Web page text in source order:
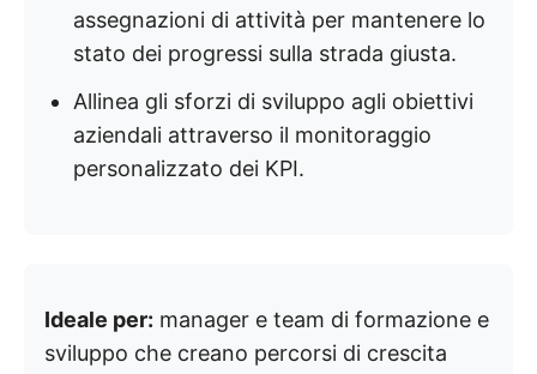
assegnazioni di attività per mantenere lo
stato dei progressi sulla strada giusta.
Allinea gli sforzi di sviluppo agli obiettivi
aziendali attraverso il monitoraggio
personalizzato dei KPI.
Ideale per: manager e team di formazione e
sviluppo che creano percorsi di crescita